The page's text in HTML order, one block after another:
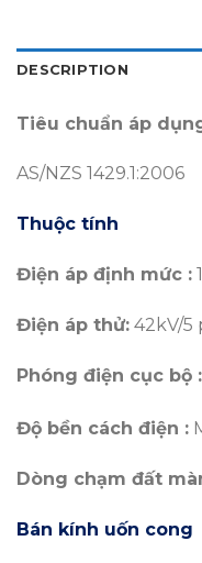
DESCRIPTION
Tiêu chuẩn áp
AS/NZS 1429.1:2006
Thuộc tính
Điện áp định mức :
Điện áp thử: 42kV/5
Phóng điện cục bộ :
Độ bền cách điện :
Dòng chạm đất
Bán kính uốn cong